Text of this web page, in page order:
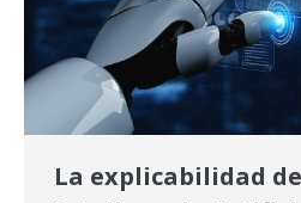
La explicabilidad